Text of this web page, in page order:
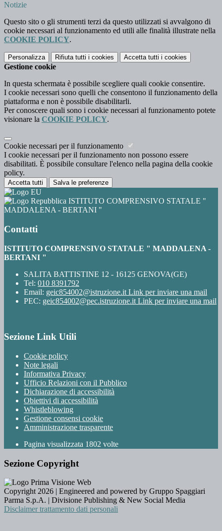
Notizie
Questo sito o gli strumenti terzi da questo utilizzati si avvalgono di
cookie necessari al funzionamento ed utili alle finalità illustrate nella
COOKIE POLICY.
Personalizza Rifiuta tutti i cookies Accetta tutti i cookies
Gestione cookie
In questa schermata è possibile scegliere quali cookie consentire.
I cookie necessari sono quelli che consentono il funzionamento della
piattaforma e non è possibile disabilitarli.
Per conoscere quali sono i cookie necessari al funzionamento potete
visionare la COOKIE POLICY.
Cookie necessari per il funzionamento
I cookie necessari per il funzionamento non possono essere
disabilitati. È possibile consultare l'elenco nella pagina della cookie
policy.
Accetta tutti Salva le preferenze
ISTITUTO COMPRENSIVO STATALE "
MADDALENA - BERTANI "
Contatti
ISTITUTO COMPRENSIVO STATALE " MADDALENA -
BERTANI "
SALITA BATTISTINE 12 - 16125 GENOVA(GE)
Tel: 010 8391792
Email: geic854002@istruzione.it Link per inviare una mail
PEC: geic854002@pec.istruzione.it Link per inviare una mail
Sezione Link Utili
Cookie policy
Note legali
Informativa Privacy
Ufficio Relazioni con il Pubblico
Dichiarazione di accessibilità
Obiettivi di accessibilità
Whistleblowing
Gestione consensi cookie
Amministrazione trasparente
Pagina visualizzata 1802 volte
Sezione Copyright
Copyright 2026 | Engineered and powered by Gruppo Spaggiari
Parma S.p.A. | Divisione Publishing & New Social Media
Disclaimer trattamento dati personali